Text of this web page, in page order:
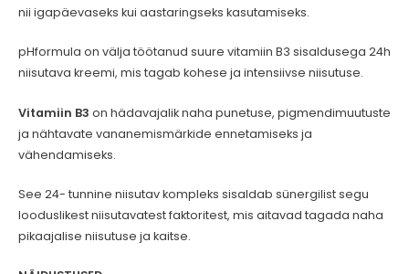
nii igapäevaseks kui aastaringseks kasutamiseks.
pHformula on välja töötanud suure vitamiin B3 sisaldusega 24h
niisutava kreemi, mis tagab kohese ja intensiivse niisutuse.
Vitamiin B3 on hädavajalik naha punetuse, pigmendimuutuste
ja nähtavate vananemismärkide ennetamiseks ja
vähendamiseks.
See 24- tunnine niisutav kompleks sisaldab sünergilist segu
looduslikest niisutavatest faktoritest, mis aitavad tagada naha
pikaajalise niisutuse ja kaitse.